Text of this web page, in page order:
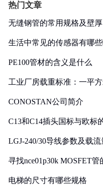
热门文章
无缝钢管的常用规格及壁厚
生活中常见的传感器有哪
PE100管材的含义是什么
工业厂房载重标准：一平
CONOSTAN公司简介
C13和C14插头国标与欧标
LGJ-240/30导线参数及载
寻找nce01p30k MOSFET
电梯的尺寸有哪些规格